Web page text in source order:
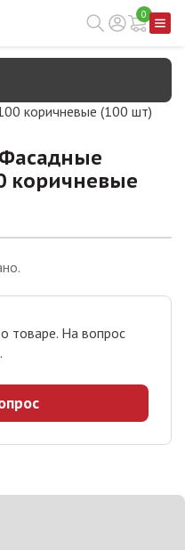
0
коричневые (100 шт)
Фасадные
коричневые
товаре. На вопрос